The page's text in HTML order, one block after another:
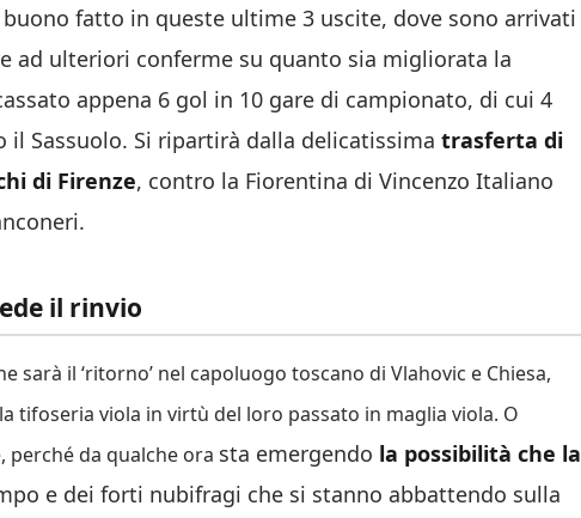
fatto in queste ultime 3 uscite, dove sono arrivati
ad ulteriori conferme su quanto sia migliorata la
appena 6 gol in 10 gare di campionato, di cui 4
Sassuolo. Si ripartirà dalla delicatissima trasferta di
di Firenze, contro la Fiorentina di Vincenzo Italiano
il rinvio
sarà il ‘ritorno’ nel capoluogo toscano di Vlahovic e Chiesa,
tifoseria viola in virtù del loro passato in maglia viola. O
perché da qualche ora sta emergendo la possibilità che la
e dei forti nubifragi che si stanno abbattendo sulla